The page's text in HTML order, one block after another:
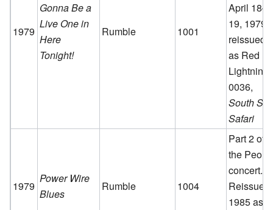
1979
Gonna Be a
Live One in
Here
Tonight!
Rumble 1001
April 18–
19, 1979.
reissued
as Red
Lightnin'
0036,
South
Safari
1979
Power Wire
Blues
Rumble 1004
Part 2 of
the Peoria
concert.
Reissued
1985 as